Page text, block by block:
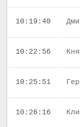
10:19:40
10:22:56
10:25:51
10:26:16